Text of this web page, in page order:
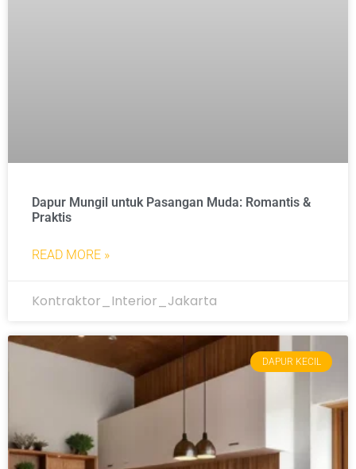
Dapur Mungil untuk Pasangan Muda: Romantis &
Praktis
READ MORE »
Kontraktor_Interior_Jakarta
DAPUR KECIL